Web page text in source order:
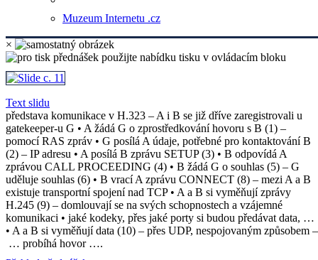
Muzeum Internetu .cz
×
Text slidu
představa komunikace v H.323 – A i B se již dříve zaregistrovali u
gatekeeper-u G • A žádá G o zprostředkování hovoru s B (1) –
pomocí RAS zpráv • G posílá A údaje, potřebné pro kontaktování B
(2) – IP adresu • A posílá B zprávu SETUP (3) • B odpovídá A
zprávou CALL PROCEEDING (4) • B žádá G o souhlas (5) – G
uděluje souhlas (6) • B vrací A zprávu CONNECT (8) – mezi A a B
existuje transportní spojení nad TCP • A a B si vyměňují zprávy
H.245 (9) – domlouvají se na svých schopnostech a vzájemné
komunikaci • jaké kodeky, přes jaké porty si budou předávat data, …
• A a B si vyměňují data (10) – přes UDP, nespojovaným způsobem –
… probíhá hovor ….